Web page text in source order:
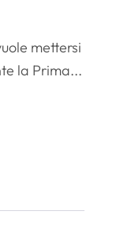
mettersi
la Prima...